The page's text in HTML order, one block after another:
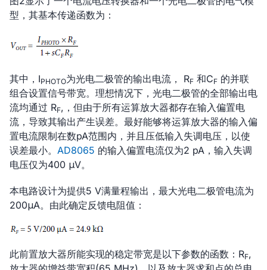
型，其基本传递函数为：
其中，IPHOTO为光电二极管的输出电流， RF 和CF 的并联
组合设置信号带宽。理想情况下，光电二极管的全部输出电
流均通过 RF,，但由于所有运算放大器都存在输入偏置电
流，导致其输出产生误差。最好能够将运算放大器的输入偏
置电流限制在数pA范围内，并且压低输入失调电压，以使
误差最小。 AD8065 的输入偏置电流仅为2 pA，输入失调
电压仅为400 μV。
本电路设计为提供5 V满量程输出，最大光电二极管电流为
200μA。由此确定反馈电阻值：
此前置放大器所能实现的稳定带宽是以下参数的函数：RF,